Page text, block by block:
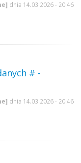
dnia 14.03.2026 - 20:46
# -
dnia 14.03.2026 - 20:46